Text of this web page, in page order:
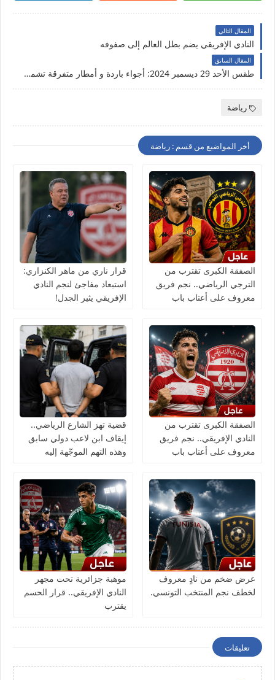
المقال التالي
النادي الإفريقي يضم بطل العالم إلى صفوفه
المقال السابق
طقس الأحد 29 ديسمبر 2024: أجواء باردة و أمطار متفرقة تشمل هذه المناطق
رياضة
أخر المواضيع من قسم : رياضة
الصفقة الكبرى تقترب من
الترجي الرياضي.. نجم فريق
معروف على أعتاب باب
قرار ناري من ماهر الكنزاري:
استبعاد مفاجئ لنجم النادي
الإفريقي يثير الجدل!
الصفقة الكبرى تقترب من
النادي الإفريقي.. نجم فريق
معروف على أعتاب باب
قضية تهز الشارع الرياضي..
إيقاف ابن لاعب دولي سابق
وهذه التهم الموجّهة إليه
عرض ضخم من نادٍ معروف
لخطف نجم المنتخب التونسي.
موهبة جزائرية تحت مجهر
النادي الإفريقي.. قرار الحسم
يقترب
تعليقات